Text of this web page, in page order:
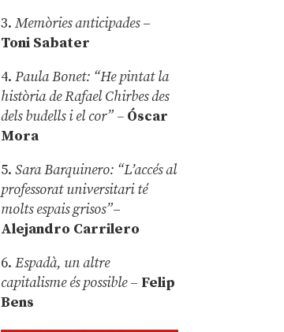
3.Memòries anticipades–
Toni Sabater
4.Paula Bonet: “He pintat la
història de Rafael Chirbes des
dels budells i el cor” – Óscar
Mora
5.Sara Barquinero: “L’accés al
professorat universitari té
molts espais grisos”–
Alejandro Carrilero
6.Espadà, un altre
capitalisme és possible – Felip
Bens